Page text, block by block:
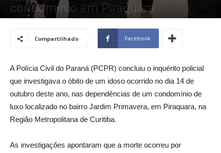
condomínio em Piraquara
Compartilhado Facebook
A Polícia Civil do Paraná (PCPR) concluiu o inquérito policial
que investigava o óbito de um idoso ocorrido no dia 14 de
outubro deste ano, nas dependências de um condomínio de
luxo localizado no bairro Jardim Primavera, em Piraquara, na
Região Metropolitana de Curitiba.
As investigações apontaram que a morte ocorreu por